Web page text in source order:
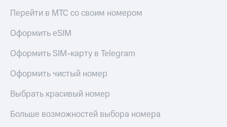
Перейти в МТС со своим номером
Оформить eSIM
Оформить SIM-карту в Telegram
Оформить чистый номер
Выбрать красивый номер
Больше возможностей выбора номера